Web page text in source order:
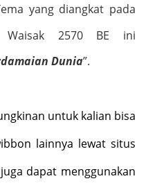
yang diangkat pada
2570 BE ini
Dunia”.
untuk kalian bisa
lainnya lewat situs
dapat menggunakan